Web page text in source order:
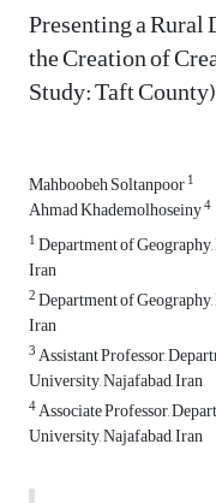
Presenting a
the Creation of
Study: Taft County)
Mahboobeh Soltanpoor1
Ahmad Khademolhoseiny4
1Department of
Iran
2Department of
Iran
3Assistant Professor,
University, Najafabad, Iran
4Associate Professor,
University, Najafabad, Iran